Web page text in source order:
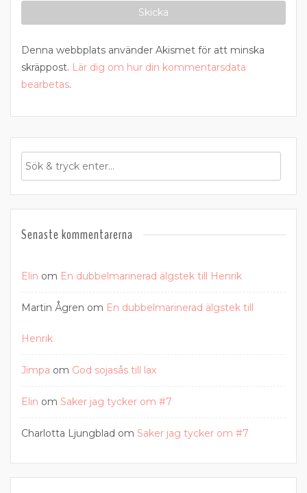
Denna webbplats använder Akismet för att minska
skräppost. Lär dig om hur din kommentarsdata
bearbetas.
Senaste kommentarerna
Elin om En dubbelmarinerad älgstek till Henrik
Martin Ågren om En dubbelmarinerad älgstek till
Henrik
Jimpa om God sojasås till lax
Elin om Saker jag tycker om #7
Charlotta Ljungblad om Saker jag tycker om #7